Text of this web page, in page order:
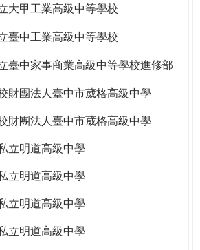
大甲工業高級中等學校
臺中工業高級中等學校
臺中家事商業高級中等學校進修部
財團法人臺中市葳格高級中學
財團法人臺中市葳格高級中學
立明道高級中學
立明道高級中學
立明道高級中學
立明道高級中學